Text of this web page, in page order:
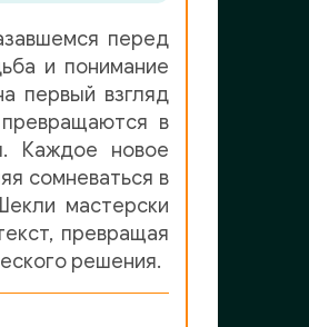
перед
и понимание
первый взгляд
в
Каждое новое
сомневаться в
мастерски
превращая
решения.